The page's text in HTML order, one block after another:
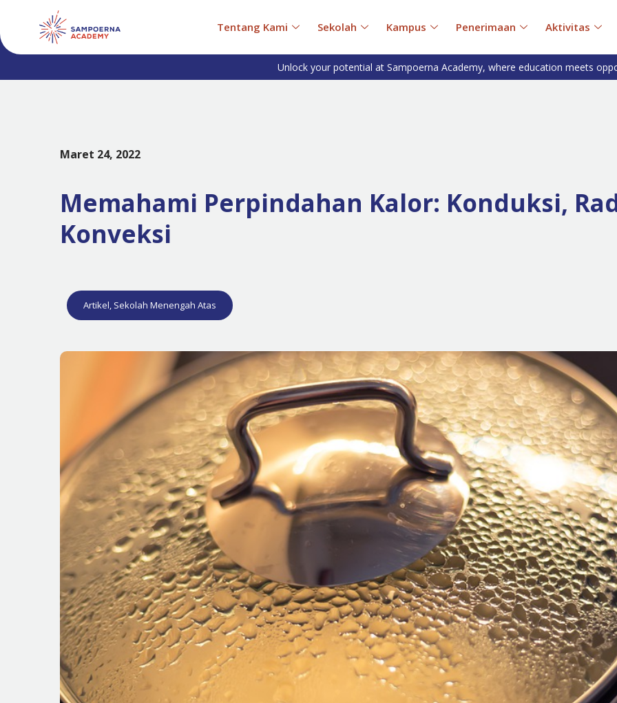
Tentang Kami Sekolah Kampus Penerimaan Aktivitas
Unlock your potential at Sampoerna Academy, where education meets
Maret 24, 2022
Memahami Perpindahan Kalor: Konduksi,
Konveksi
Artikel, Sekolah Menengah Atas